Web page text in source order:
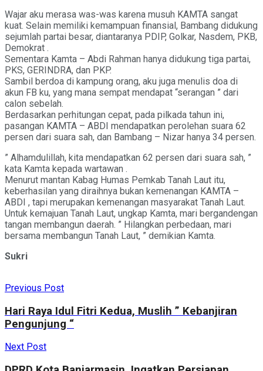
Wajar aku merasa was-was karena musuh KAMTA sangat
kuat. Selain memiliki kemampuan finansial, Bambang didukung
sejumlah partai besar, diantaranya PDIP, Golkar, Nasdem, PKB,
Demokrat .
Sementara Kamta – Abdi Rahman hanya didukung tiga partai,
PKS, GERINDRA, dan PKP.
Sambil berdoa di kampung orang, aku juga menulis doa di
akun FB ku, yang mana sempat mendapat “serangan ” dari
calon sebelah.
Berdasarkan perhitungan cepat, pada pilkada tahun ini,
pasangan KAMTA – ABDI mendapatkan perolehan suara 62
persen dari suara sah, dan Bambang – Nizar hanya 34 persen.
” Alhamdulillah, kita mendapatkan 62 persen dari suara sah, ”
kata Kamta kepada wartawan .
Menurut mantan Kabag Humas Pemkab Tanah Laut itu,
keberhasilan yang diraihnya bukan kemenangan KAMTA –
ABDI , tapi merupakan kemenangan masyarakat Tanah Laut.
Untuk kemajuan Tanah Laut, ungkap Kamta, mari bergandengan
tangan membangun daerah. ” Hilangkan perbedaan, mari
bersama membangun Tanah Laut, ” demikian Kamta.
Sukri
Previous Post
Hari Raya Idul Fitri Kedua, Muslih ” Kebanjiran
Pengunjung “
Next Post